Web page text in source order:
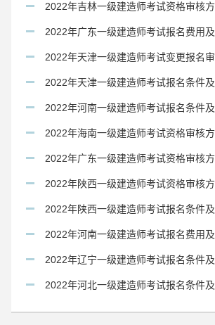
缴费时间2022年吉林一级建造师考试资格审核方
式及资料2022年广东一级建造师考试报名费用及
缴费时间2022年天津一级建造师考试变更报名审
核方式及审核时间的通知
2022年天津一级建造师考试报名条件及
要求 2022年河南一级建造师考试报名条件及
要求 2022年海南一级建造师考试资格审核方
式及资料2022年广东一级建造师考试资格审核方
式及资料2022年陕西一级建造师考试资格审核方
式及资料2022年陕西一级建造师考试报名条件及
要求 2022年河南一级建造师考试报名费用及
缴费时间2022年辽宁一级建造师考试报名条件及
要求 2022年河北一级建造师考试报名条件及
要求